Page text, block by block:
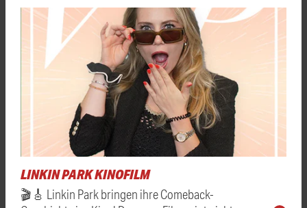
LINKIN PARK KINOFILM
🎬🎸 Linkin Park bringen ihre Comeback-